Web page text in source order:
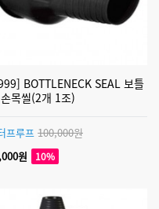
BOTTLENECK SEAL 보틀
목씰(2개 1조)
프루프 100,000원
원
10%